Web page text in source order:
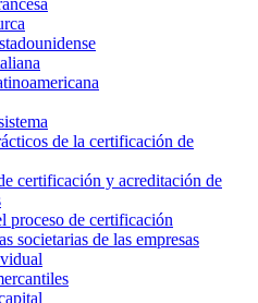
de la certificación de
certificación y acreditación de
proceso de certificación
societarias de las empresas